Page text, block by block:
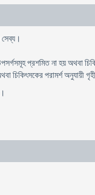
সেব্য।
প্রশমিত না হয় অথবা
চিকিৎসকের পরামর্শ অনুযায়ী